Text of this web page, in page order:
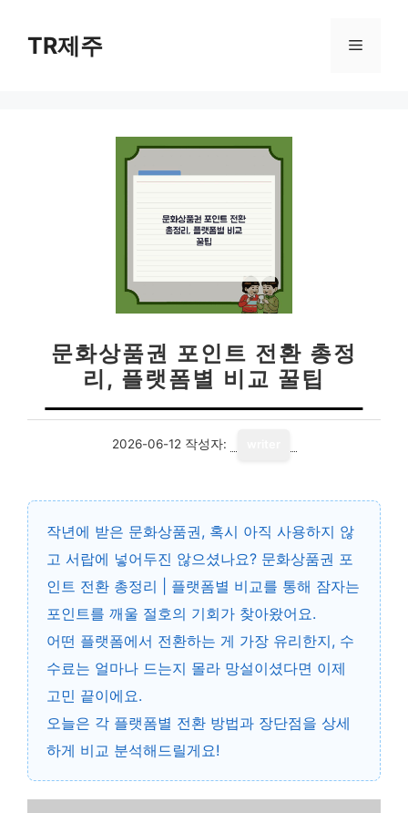
TR제주 메
문화상품권 포인트 전환 총정
리, 플랫폼별 비교 꿀팁
2026-06-12 작성자:
작년에 받은 문화상품권, 혹시 아직 사용하지 않
고 서랍에 넣어두진 않으셨나요? 문화상품권 포
인트 전환 총정리 | 플랫폼별 비교를 통해 잠자는
포인트를 깨울 절호의 기회가 찾아왔어요.
어떤 플랫폼에서 전환하는 게 가장 유리한지, 수
수료는 얼마나 드는지 몰라 망설이셨다면 이제
고민 끝이에요.
오늘은 각 플랫폼별 전환 방법과 장단점을 상세
하게 비교 분석해드릴게요!